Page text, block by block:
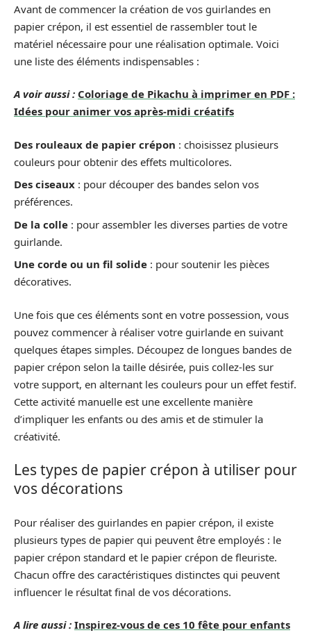
Avant de commencer la création de vos guirlandes en
papier crépon, il est essentiel de rassembler tout le
matériel nécessaire pour une réalisation optimale. Voici
une liste des éléments indispensables :
A voir aussi : Coloriage de Pikachu à imprimer en PDF :
Idées pour animer vos après-midi créatifs
Des rouleaux de papier crépon : choisissez plusieurs
couleurs pour obtenir des effets multicolores.
Des ciseaux : pour découper des bandes selon vos
préférences.
De la colle : pour assembler les diverses parties de votre
guirlande.
Une corde ou un fil solide : pour soutenir les pièces
décoratives.
Une fois que ces éléments sont en votre possession, vous
pouvez commencer à réaliser votre guirlande en suivant
quelques étapes simples. Découpez de longues bandes de
papier crépon selon la taille désirée, puis collez-les sur
votre support, en alternant les couleurs pour un effet festif.
Cette activité manuelle est une excellente manière
d’impliquer les enfants ou des amis et de stimuler la
créativité.
Les types de papier crépon à utiliser pour
vos décorations
Pour réaliser des guirlandes en papier crépon, il existe
plusieurs types de papier qui peuvent être employés : le
papier crépon standard et le papier crépon de fleuriste.
Chacun offre des caractéristiques distinctes qui peuvent
influencer le résultat final de vos décorations.
A lire aussi : Inspirez-vous de ces 10 fête pour enfants